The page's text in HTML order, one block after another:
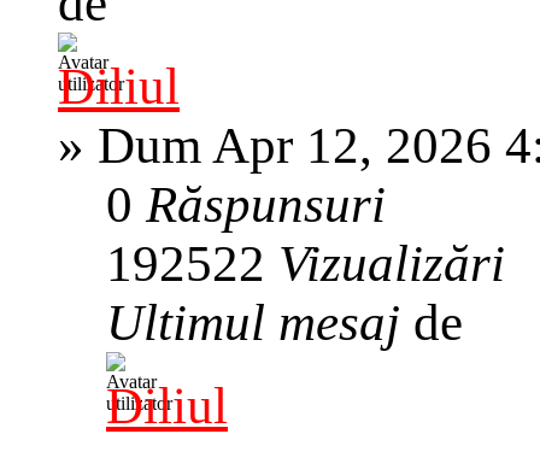
Diliul
» Dum Apr 12, 2026
0Răspunsuri
192522 Vizualizări
Ultimul mesaj de
Diliul